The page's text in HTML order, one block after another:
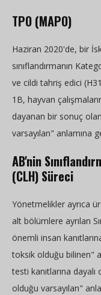
TPO (MAPO)
Haziran 2020'de, bir
sınıflandırmanın
ve cildi tahriş edici
1B, hayvan
dayanan bir sonuç
varsayılan" anlamına
AB'nin
(CLH) Süreci
Yönetmelikler ayrıca
alt bölümlere ayrılan
önemli insan
toksik olduğu bilinen"
testi kanıtlarına
olduğu varsayılan"